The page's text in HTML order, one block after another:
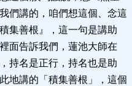
們講的，咱們想這個、念這
集善根』，這一句是講助
面告訴我們，蓮池大師在
持名是正行，持名也是助
地講的「積集善根」，這個